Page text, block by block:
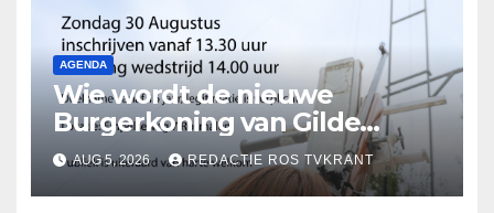
AGENDA
Wie wordt de nieuwe
Burgerkoning van Gilde
Rosmalen !
AUG 5, 2026 REDACTIE ROS TVKRANT